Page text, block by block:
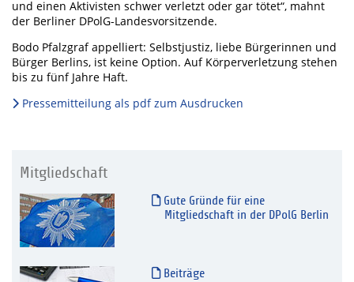
und einen Aktivisten schwer verletzt oder gar tötet“, mahnt
der Berliner DPolG-Landesvorsitzende.
Bodo Pfalzgraf appelliert: Selbstjustiz, liebe Bürgerinnen und
Bürger Berlins, ist keine Option. Auf Körperverletzung stehen
bis zu fünf Jahre Haft.
Pressemitteilung als pdf zum Ausdrucken
Mitgliedschaft
Gute Gründe für eine
Mitgliedschaft in der DPolG Berlin
Beiträge